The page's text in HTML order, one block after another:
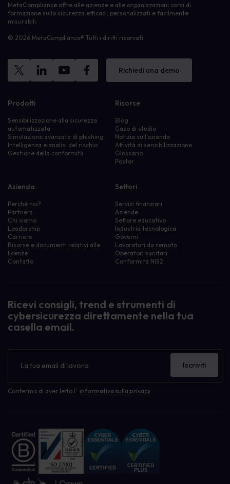
MetaCompliance offre alle aziende e alle organizzazioni corsi di
formazione sulla sicurezza efficaci, personalizzati e facilmente
misurabili.
© 2026 MetaCompliance® Tutti i diritti riservati.
Richiedi una demo
Prodotti
Sensibilizzazione alla sicurezza
automatizzata
Simulazione avanzata di phishing
Intelligenza e analisi del rischio
Gestione della conformità
Risorse
Blog
Caso di studio
Notizie sull'azienda
Attività di sensibilizzazione
Glossario
Poster
Azienda
Perché noi?
Partners
Chi siamo
Leadership
Carriere
Risorse e documenti relativi alle
licenze
Contatto
Settori
Servizi finanziari
Aziende
Settore educativo
Industria tecnologica
Governi
Lavoratori da remoto
Operatori sanitari
Conformità NIS2
Ricevi consigli, trend e strumenti di
cybersicurezza direttamente nella tua
casella email.
Confermo di aver letto l' informativa sulla privacy
Iscriviti